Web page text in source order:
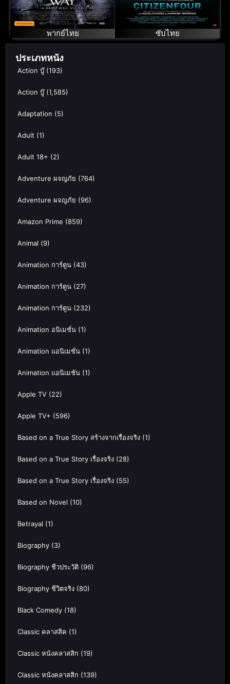
สงครามโคตรคน
ต่างพันธุ์
พากย์ไทย
กระฉ่อนโลก [ซับ
ไทย]
ซับไทย
ประเภทหนัง
Action บู๊(193)
Action บู๊(1,585)
Adaptation (5)
Adult (1)
Adult 18+ (2)
Adventure ผจญภัย (764)
Adventure ผจญภัย (96)
Amazon Prime (859)
Animal (9)
Animation การ์ตูน (43)
Animation การ์ตูน (27)
Animation การ์ตูน (232)
Animation อนิเมชั่น (1)
Animation แอนิเมชั่น (1)
Animation แอนิเมชัน (1)
Apple TV (22)
Apple TV+ (596)
Based on a True Story สร้างจากเรื่องจริง (1)
Based on a True Story เรื่องจริง (28)
Based on a True Story เรื่องจริง (55)
Based on Novel (10)
Betrayal (1)
Biography (3)
Biography ชีวประวัติ (96)
Biography ชีวิตจริง (80)
Black Comedy (18)
Classic คลาสสิค (1)
Classic หนังคลาสสิก (19)
Classic หนังคลาสสิก (139)